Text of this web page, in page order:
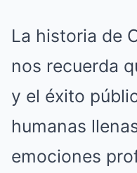
La historia de
nos recuerda
y el éxito
humanas
emociones